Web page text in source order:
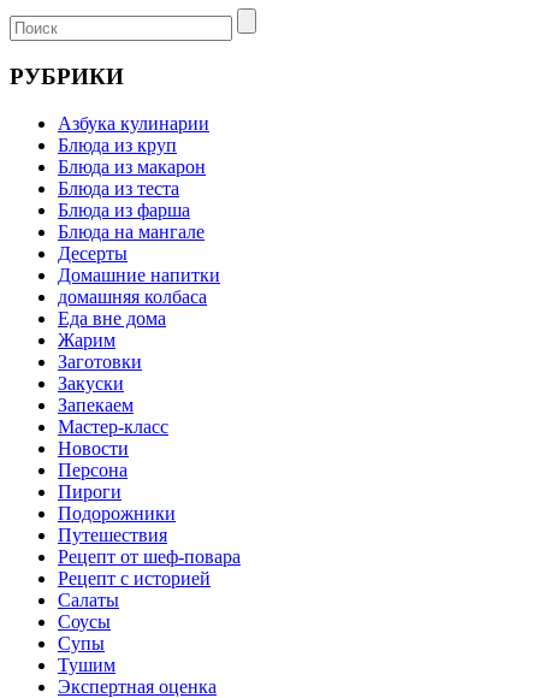
РУБРИКИ
Азбука кулинарии
Блюда из круп
Блюда из макарон
Блюда из теста
Блюда из фарша
Блюда на мангале
Десерты
Домашние напитки
домашняя колбаса
Еда вне дома
Жарим
Заготовки
Закуски
Запекаем
Мастер-класс
Новости
Персона
Пироги
Подорожники
Путешествия
Рецепт от шеф-повара
Рецепт с историей
Салаты
Соусы
Супы
Тушим
Экспертная оценка